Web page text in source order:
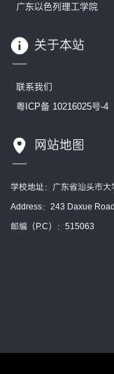
广东以色列理工学院
关于本站
联系我们
粤ICP备 10216025号-4
网站地图
学校地址：广东省汕头市
Address：243 Daxue
邮编（P.C）：515063